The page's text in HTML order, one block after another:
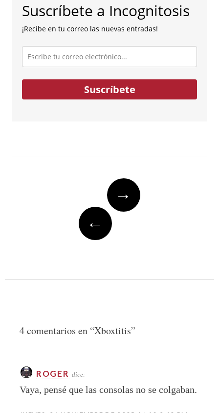
Suscríbete a Incognitosis
¡Recibe en tu correo las nuevas entradas!
Escribe
tu
correo
electrónico...
Suscríbete
→
←
4 comentarios en “Xboxtitis”
ROGER dice:
Vaya, pensé que las consolas no se colgaban.